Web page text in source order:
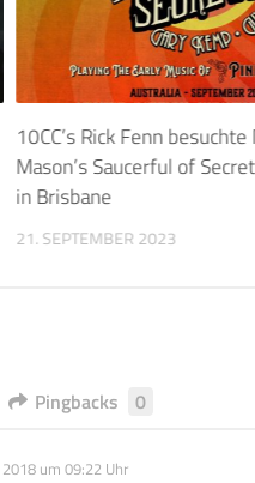
10CC’s Rick Fenn besuchte
Mason’s Saucerful of
in Brisbane
21. SEPTEMBER 2023
Pingbacks 0
um 09:22 Uhr